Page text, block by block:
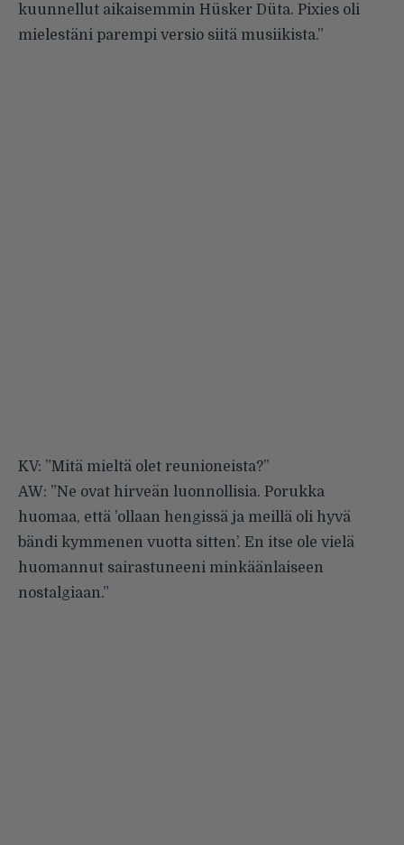
kuunnellut aikaisemmin Hüsker Düta. Pixies oli
mielestäni parempi versio siitä musiikista.”
KV: ”Mitä mieltä olet reunioneista?”
AW: ”Ne ovat hirveän luonnollisia. Porukka
huomaa, että ’ollaan hengissä ja meillä oli hyvä
bändi kymmenen vuotta sitten’. En itse ole vielä
huomannut sairastuneeni minkäänlaiseen
nostalgiaan.”